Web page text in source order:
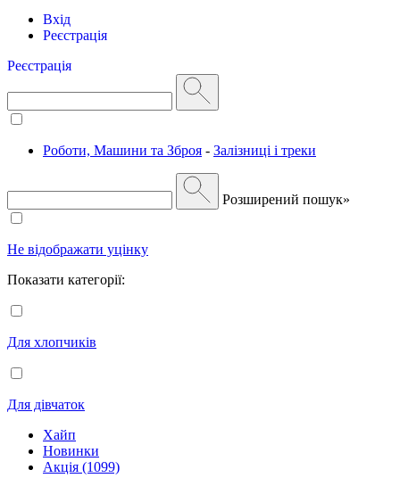
Вхід
Реєстрація
Реєстрація
Роботи, Машини та Зброя - Залізниці і треки
Розширений пошук»
Не відображати уцінку
Показати категорії:
Для хлопчиків
Для дівчаток
Хайп
Новинки
Акція (1099)